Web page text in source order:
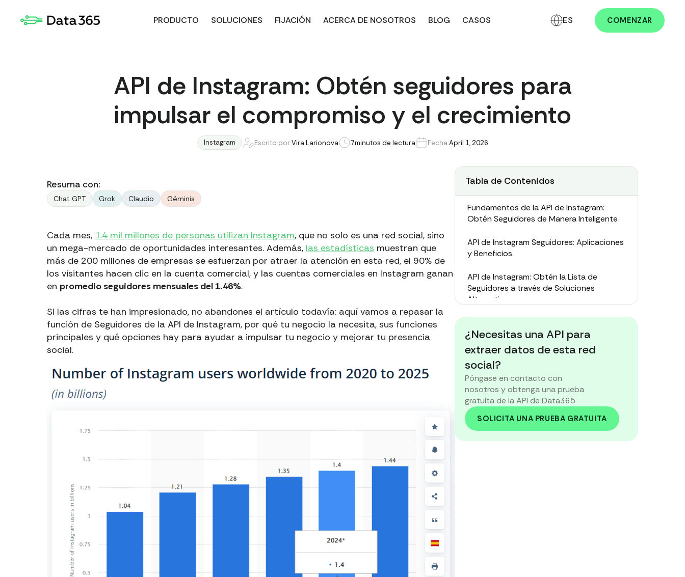
PRODUCTO SOLUCIONES FIJACIÓN ACERCA DE NOSOTROS BLOG CASOS ES COMENZAR
API de Instagram: Obtén seguidores para
impulsar el compromiso y el crecimiento
Instagram Escrito por:Vira Larionova 7minutos de lectura Fecha:April 1, 2026
Resuma con:
Chat GPT Grok Claudio Géminis
Cada mes, 1.4 mil millones de personas utilizan Instagram, que no solo es una red social, sino
un mega-mercado de oportunidades interesantes. Además, las estadísticas muestran que
más de 200 millones de empresas se esfuerzan por atraer la atención en esta red, el 90% de
los visitantes hacen clic en la cuenta comercial, y las cuentas comerciales en Instagram ganan
en promedio seguidores mensuales del 1.46%.
Si las cifras te han impresionado, no abandones el artículo todavía: aquí vamos a repasar la
función de Seguidores de la API de Instagram, por qué tu negocio la necesita, sus funciones
principales y qué opciones hay para ayudar a impulsar tu negocio y mejorar tu presencia
social.
Tabla de Contenidos
Fundamentos de la API de Instagram:
Obtén Seguidores de Manera Inteligente
API de Instagram Seguidores: Aplicaciones
y Beneficios
API de Instagram: Obtén la Lista de
Seguidores a través de Soluciones
Alternativas
en Instagram Usando la API?
¿Necesitas una API para
extraer datos de esta red
social?
Póngase en contacto con
nosotros y obtenga una prueba
gratuita de la API de Data365
SOLICITA UNA PRUEBA GRATUITA